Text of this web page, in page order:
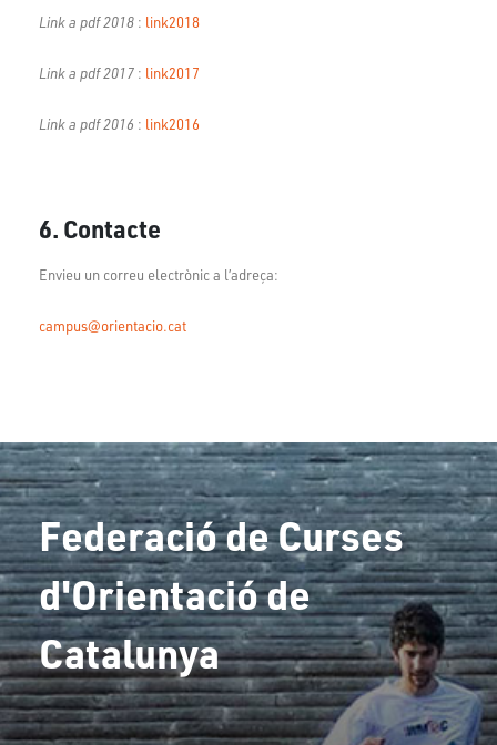
Link a pdf 2018 : link2018
Link a pdf 2017 : link2017
Link a pdf 2016 : link2016
6. Contacte
Envieu un correu electrònic a l’adreça:
campus@orientacio.cat
Federació de Curses
d'Orientació de
Catalunya